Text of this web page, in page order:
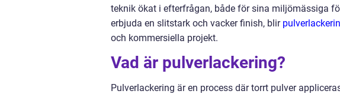
teknik ökat i efterfrågan, både för sina miljömässiga
erbjuda en slitstark och vacker finish, blir
och kommersiella projekt.
Vad är pulverlackering?
Pulverlackering är en process där torrt pulver